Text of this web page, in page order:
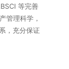
等完善
管理科学，
，充分保证